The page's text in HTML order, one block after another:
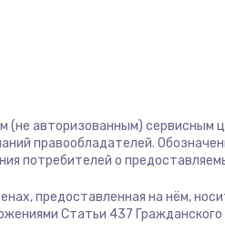
пылесосов Clever clean
DEXP
пылесосов Pioneer
авторизованным) сервисным
правообладателей.
потребителей о
предоставленная на нём,
Статьи 437